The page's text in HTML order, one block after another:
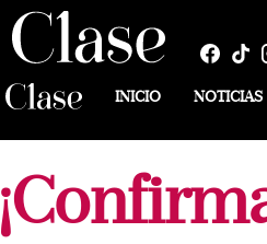
INICIO NOTICIAS